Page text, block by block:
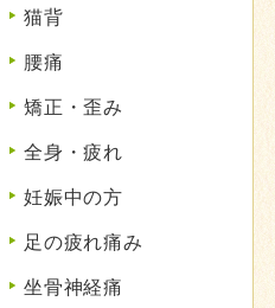
猫背
腰痛
矯正・歪み
全身・疲れ
妊娠中の方
足の疲れ痛み
坐骨神経痛